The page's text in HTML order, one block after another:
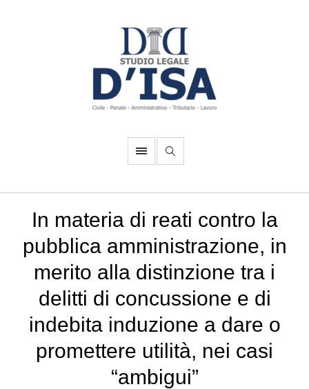
In materia di reati contro la
pubblica amministrazione, in
merito alla distinzione tra i
delitti di concussione e di
indebita induzione a dare o
promettere utilità, nei casi
“ambigui”